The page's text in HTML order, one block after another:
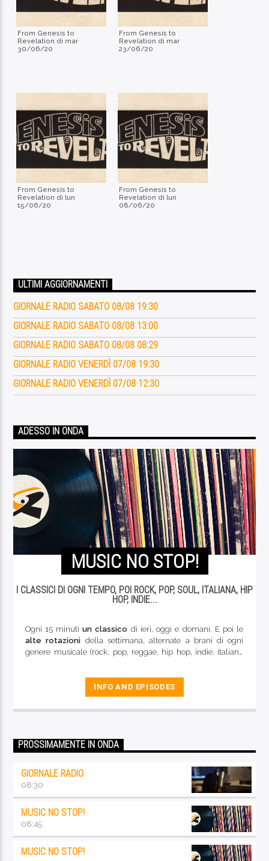
From Genesis to
Revelation di mar
30/06/20
From Genesis to
Revelation di mar
23/06/20
From Genesis to
Revelation di lun
15/06/20
From Genesis to
Revelation di lun
08/06/20
ULTIMI AGGIORNAMENTI
GIORNALE RADIO SABATO 08/08 19:30
GIORNALE RADIO SABATO 08/08 13:00
GIORNALE RADIO SABATO 08/08 08:29
GIORNALE RADIO VENERDÌ 07/08 19:30
GIORNALE RADIO VENERDÌ 07/08 12:30
ADESSO IN ONDA
MUSIC NO STOP!
I CLASSICI DI OGNI TEMPO, POI ROCK, POP, SOUL, ITALIANA, HIP
HOP, INDIE...
Ogni 15 minutiun classico di ieri, oggi e domani. E poi le
alte rotazioni della settimana, alternate a brani di ogni
genere musicale (rock, pop, reggae, hip hop, indie, italiana
INFO AND EPISODES
PROSSIMAMENTE IN ONDA
GIORNALE RADIO
08:30
MUSIC NO STOP!
08:45
MUSIC NO STOP!